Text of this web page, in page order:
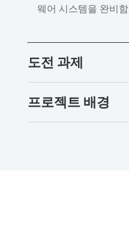
웨어 시스템을 완비함
도전 과제
프로젝트 배경